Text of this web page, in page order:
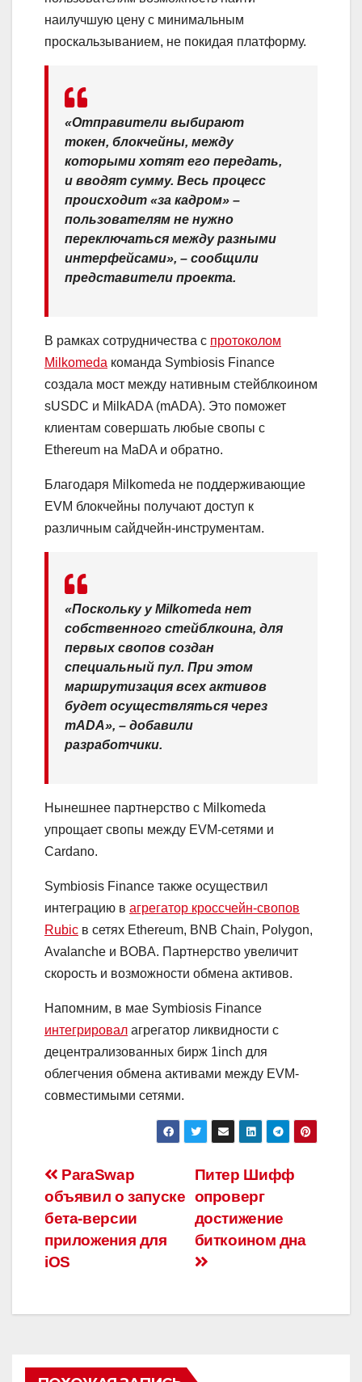
наилучшую цену с минимальным
проскальзыванием, не покидая платформу.
«Отправители выбирают
токен, блокчейны, между
которыми хотят его передать,
и вводят сумму. Весь процесс
происходит «за кадром» –
пользователям не нужно
переключаться между разными
интерфейсами», – сообщили
представители проекта.
В рамках сотрудничества с протоколом
Milkomeda команда Symbiosis Finance
создала мост между нативным стейблкоином
sUSDC и MilkADA (mADA). Это поможет
клиентам совершать любые свопы с
Ethereum на MaDA и обратно.
Благодаря Milkomeda не поддерживающие
EVM блокчейны получают доступ к
различным сайдчейн-инструментам.
«Поскольку у Milkomeda нет
собственного стейблкоина, для
первых свопов создан
специальный пул. При этом
маршрутизация всех активов
будет осуществляться через
mADA», – добавили
разработчики.
Нынешнее партнерство с Milkomeda
упрощает свопы между EVM-сетями и
Cardano.
Symbiosis Finance также осуществил
интеграцию в агрегатор кроссчейн-свопов
Rubic в сетях Ethereum, BNB Chain, Polygon,
Avalanche и BOBA. Партнерство увеличит
скорость и возможности обмена активов.
Напомним, в мае Symbiosis Finance
интегрировал агрегатор ликвидности с
децентрализованных бирж 1inch для
облегчения обмена активами между EVM-
совместимыми сетями.
Навигация
по
записям
Питер Шифф
опроверг
достижение
биткоином дна
ParaSwap
объявил о запуске
бета-версии
приложения для
iOS